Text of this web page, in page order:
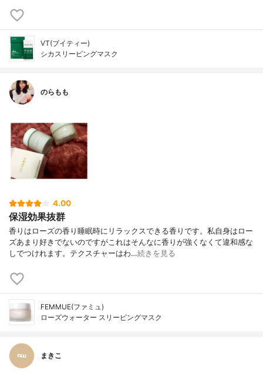
VT(ブイティー)
シカスリーピングマスク
のらもも
4.00
保湿効果抜群
香りはローズの香り睡眠時にリラックスできる香りです。私自身はロー
ズあまり好きでないのですがこれはそんなに香りが強くなくて違和感な
しでつけれます。テクスチャーはわ…続きを見る
FEMMUE(ファミュ)
ローズウォーター スリーピングマスク
まきこ